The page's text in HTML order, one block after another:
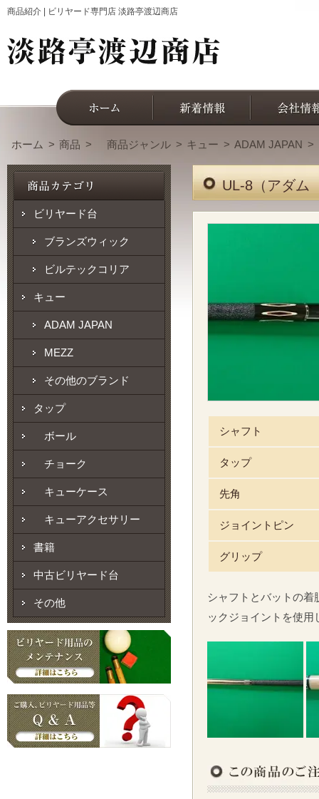
商品紹介 | ビリヤード専門店 淡路亭渡辺商店
ホーム 商品 商品ジャンル キュー ADAM JAPAN
UL-8（アダム
シャフト
タップ
先角
ジョイントピン
グリップ
シャフトとバットの
ックジョイントを使用
ビリヤード台
ブランズウィック
ビルテックコリア
キュー
ADAM JAPAN
MEZZ
その他のブランド
タップ
ボール
チョーク
キューケース
キューアクセサリー
書籍
中古ビリヤード台
その他